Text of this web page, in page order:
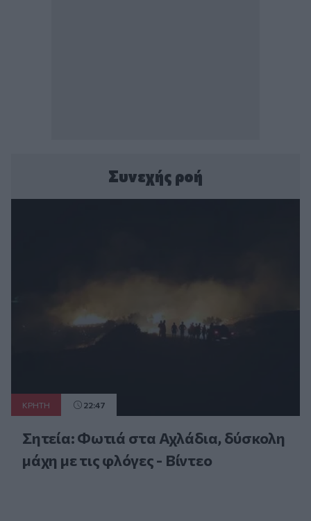
Συνεχής ροή
ΚΡΗΤΗ 22:47
Σητεία: Φωτιά στα Αχλάδια, δύσκολη
μάχη με τις φλόγες - Βίντεο